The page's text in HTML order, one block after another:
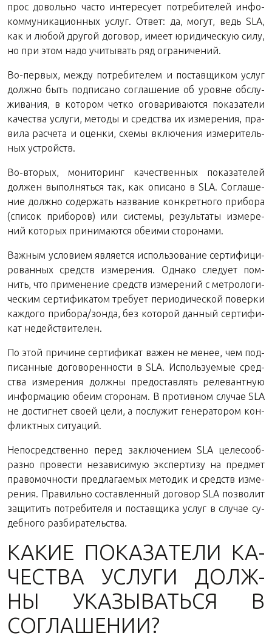
прос до­воль­но часто ин­те­ре­су­ет по­тре­би­те­лей ин­фо­
ком­му­ни­ка­ци­он­ных услуг. Ответ: да, могут, ведь SLA,
как и любой дру­гой до­го­вор, имеет юри­ди­че­скую силу,
но при этом надо учи­ты­вать ряд ограничений.
Во-пер­вых, между по­тре­би­те­лем и по­став­щи­ком услуг
долж­но быть под­пи­са­но со­гла­ше­ние об уровне об­слу­
жи­ва­ния, в ко­то­ром четко ого­ва­ри­ва­ют­ся по­ка­за­те­ли
ка­че­ства услу­ги, ме­то­ды и сред­ства их из­ме­ре­ния, пра­
ви­ла рас­че­та и оцен­ки, схемы вклю­че­ния из­ме­ри­тель­
ных устройств.
Во-вто­рых, мо­ни­то­ринг ка­че­ствен­ных по­ка­за­те­лей
дол­жен вы­пол­нять­ся так, как опи­са­но в SLA. Со­гла­ше­
ние долж­но со­дер­жать на­зва­ние кон­крет­но­го при­бо­ра
(спи­сок при­бо­ров) или си­сте­мы, ре­зуль­та­ты из­ме­ре­
ний ко­то­рых при­ни­ма­ют­ся обе­и­ми сторонами.
Важ­ным усло­ви­ем яв­ля­ет­ся ис­поль­зо­ва­ние сер­ти­фи­ци­
ро­ван­ных средств из­ме­ре­ния. Од­на­ко сле­ду­ет пом­
нить, что при­ме­не­ние средств из­ме­ре­ний с мет­ро­ло­ги­
че­ским сер­ти­фи­ка­том тре­бу­ет пе­ри­о­ди­че­ской по­вер­ки
каж­до­го при­бо­ра/зонда, без ко­то­рой дан­ный сер­ти­фи­
кат недействителен.
По этой при­чине сер­ти­фи­кат важен не менее, чем под­
пи­сан­ные до­го­во­рен­но­сти в SLA. Ис­поль­зу­е­мые сред­
ства из­ме­ре­ния долж­ны предо­став­лять ре­ле­вант­ную
ин­фор­ма­цию обеим сто­ро­нам. В про­тив­ном слу­чае SLA
не до­стиг­нет своей цели, а по­слу­жит ге­не­ра­то­ром кон­
фликт­ных ситуаций.
Непо­сред­ствен­но перед за­клю­че­ни­ем SLA це­ле­со­об­
раз­но про­ве­сти неза­ви­си­мую экс­пер­ти­зу на пред­мет
пра­во­моч­но­сти пред­ла­га­е­мых ме­то­дик и средств из­ме­
ре­ния. Пра­виль­но со­став­лен­ный до­го­вор SLA поз­во­лит
за­щи­тить по­тре­би­те­ля и по­став­щи­ка услуг в слу­чае су­
деб­но­го разбирательства.
КАКИЕ ПО­КА­ЗА­ТЕ­ЛИ КА­
ЧЕ­СТВА УСЛУ­ГИ ДОЛЖ­
НЫ УКА­ЗЫ­ВАТЬ­СЯ В
СОГЛАШЕНИИ?